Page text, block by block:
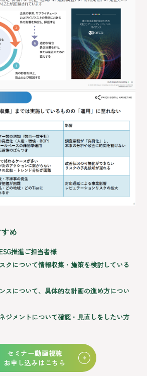
め
推進ご担当者様
クについて情報収集・施策を検討している
スについて、具体的な計画の進め方につい
ジメントについて確認・見直しをしたい方
セミナー動画視聴
お申し込みはこちら